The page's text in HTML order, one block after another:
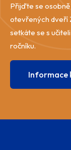
Přijďte se osobně
otevřených dveří
setkáte se s
ročníku.
Informace